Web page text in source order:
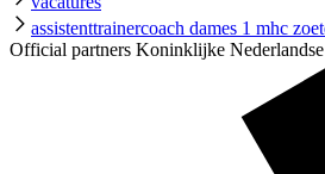
assistenttrainercoach dames 1 mhc
Official partners Koninklijke